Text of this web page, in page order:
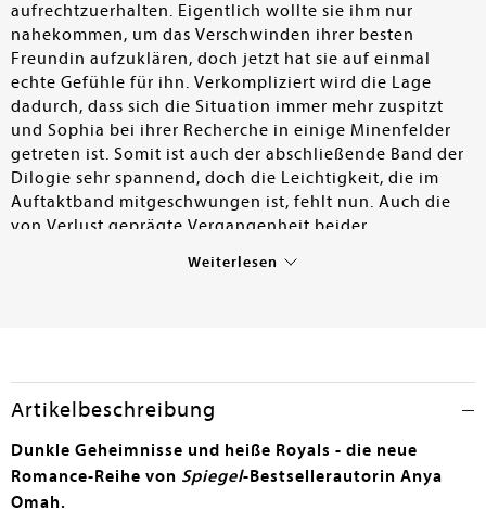
aufrechtzuerhalten. Eigentlich wollte sie ihm nur
nahekommen, um das Verschwinden ihrer besten
Freundin aufzuklären, doch jetzt hat sie auf einmal
echte Gefühle für ihn. Verkompliziert wird die Lage
dadurch, dass sich die Situation immer mehr zuspitzt
und Sophia bei ihrer Recherche in einige Minenfelder
getreten ist. Somit ist auch der abschließende Band der
Dilogie sehr spannend, doch die Leichtigkeit, die im
Auftaktband mitgeschwungen ist, fehlt nun. Auch die
von Verlust geprägte Vergangenheit beider
und macht es ihnen schwerer, die richtigen
Vergangenheit hinter sich lassen und lernen können,
wieder zu vertrauen, bevor es gegen Ende noch einmal
richtig spannend wird. – Insgesamt ein gelungener
Abschluss des Zweiteilers, der nochmals mit viel
Spannung, sowohl in der Handlung als auch im
Weiterlesen
Artikelbeschreibung
Dunkle Geheimnisse und heiße Royals - die neue
Romance-Reihe von Spiegel-Bestsellerautorin Anya
Omah.